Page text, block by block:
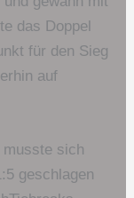
das Doppel
für den Sieg
auf
musste sich
geschlagen